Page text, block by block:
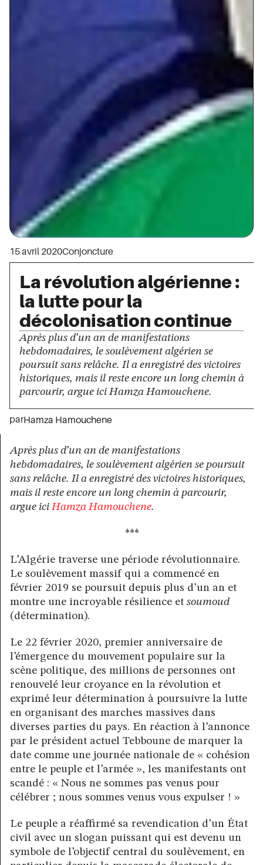
15 avril 2020Conjoncture
La révolution algérienne :
la lutte pour la
décolonisation continue
Après plus d’un an de manifestations
hebdomadaires, le soulèvement algérien se
poursuit sans relâche. Il a enregistré des victoires
historiques, mais il reste encore un long chemin à
parcourir, argue ici Hamza Hamouchene.
parHamza Hamouchene
Après plus d’un an de manifestations
hebdomadaires, le soulèvement algérien se poursuit
sans relâche. Il a enregistré des victoires historiques,
mais il reste encore un long chemin à parcourir,
argue iciHamza Hamouchene.
***
L’Algérie traverse une période révolutionnaire.
Le soulèvement massif qui a commencé en
février 2019 se poursuit depuis plus d’un an et
montre une incroyable résilience et soumoud
(détermination).
Le 22 février 2020, premier anniversaire de
l’émergence du mouvement populaire sur la
scène politique, des millions de personnes ont
renouvelé leur croyance en la révolution et
exprimé leur détermination à poursuivre la lutte
en organisant des marches massives dans
diverses parties du pays. En réaction à l’annonce
par le président actuel Tebboune de marquer la
date comme une journée nationale de « cohésion
entre le peuple et l’armée », les manifestants ont
scandé : « Nous ne sommes pas venus pour
célébrer ; nous sommes venus vous expulser ! »
Le peuple a réaffirmé sa revendication d’un État
civil avec un slogan puissant qui est devenu un
symbole de l’objectif central du soulèvement, en